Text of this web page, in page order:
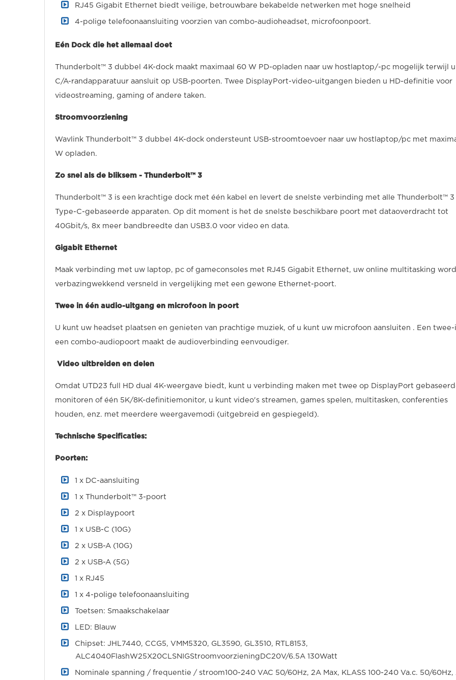
RJ45 Gigabit Ethernet biedt veilige, betrouwbare bekabelde netwerken met hoge snelheid
4-polige telefoonaansluiting voorzien van combo-audioheadset, microfoonpoort.
Eén Dock die het allemaal doet
Thunderbolt™ 3 dubbel 4K-dock maakt maximaal 60 W PD-opladen naar uw hostlaptop/-pc mogelijk terwijl u
C/A-randapparatuur aansluit op USB-poorten. Twee DisplayPort-video-uitgangen bieden u HD-definitie voor
videostreaming, gaming of andere taken.
Stroomvoorziening
Wavlink Thunderbolt™ 3 dubbel 4K-dock ondersteunt USB-stroomtoevoer naar uw hostlaptop/pc met
W opladen.
Zo snel als de bliksem - Thunderbolt™ 3
Thunderbolt™ 3 is een krachtige dock met één kabel en levert de snelste verbinding met alle Thunderbolt™ 3
Type-C-gebaseerde apparaten. Op dit moment is het de snelste beschikbare poort met dataoverdracht tot
40Gbit/s, 8x meer bandbreedte dan USB3.0 voor video en data.
Gigabit Ethernet
Maak verbinding met uw laptop, pc of gameconsoles met RJ45 Gigabit Ethernet, uw online multitasking
verbazingwekkend versneld in vergelijking met een gewone Ethernet-poort.
Twee in één audio-uitgang en microfoon in poort
U kunt uw headset plaatsen en genieten van prachtige muziek, of u kunt uw microfoon aansluiten . Een
een combo-audiopoort maakt de audioverbinding eenvoudiger.
Video uitbreiden en delen
Omdat UTD23 full HD dual 4K-weergave biedt, kunt u verbinding maken met twee op DisplayPort
monitoren of één 5K/8K-definitiemonitor, u kunt video's streamen, games spelen, multitasken, conferenties
houden, enz. met meerdere weergavemodi (uitgebreid en gespiegeld).
Technische Specificaties:
Poorten:
1 x DC-aansluiting
1 x Thunderbolt™ 3-poort
2 x Displaypoort
1 x USB-C (10G)
2 x USB-A (10G)
2 x USB-A (5G)
1 x RJ45
1 x 4-polige telefoonaansluiting
Toetsen: Smaakschakelaar
LED: Blauw
Chipset: JHL7440, CCG5, VMM5320, GL3590, GL3510, RTL8153,
ALC4040FlashW25X20CLSNIGStroomvoorzieningDC20V/6.5A 130Watt
Nominale spanning / frequentie / stroom100-240 VAC 50/60Hz, 2A Max, KLASS 100-240 Va.c. 50/60Hz,